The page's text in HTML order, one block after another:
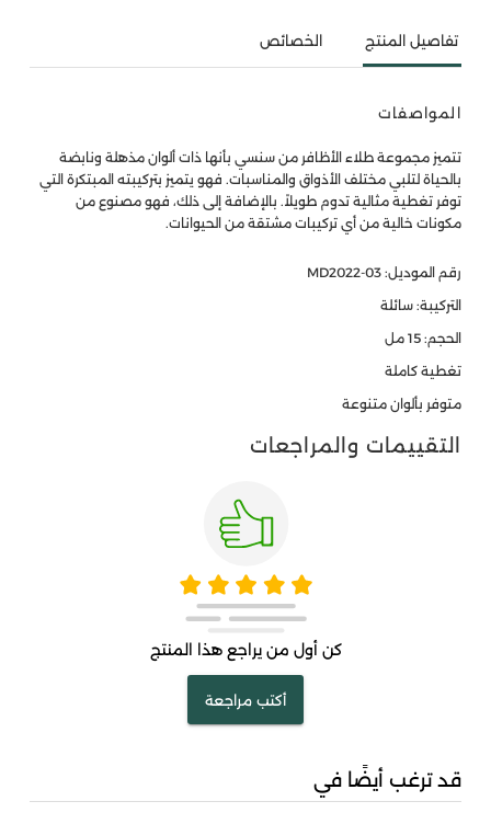
تفاصيل المنتج الخصائص
المواصفات
تتميز مجموعة طلاء الأظافر من سنسي بأنها ذات ألوان مذهلة ونابضة
بالحياة لتلبي مختلف الأذواق والمناسبات. فهو يتميز بتركيبته المبتكرة التي
توفر تغطية مثالية تدوم طويلاً. بالإضافة إلى ذلك، فهو مصنوع من
مكونات خالية من أي تركيبات مشتقة من الحيوانات.
رقم الموديل: MD2022-03
التركيبة: سائلة
الحجم: 15 مل
تغطية كاملة
متوفر بألوان متنوعة
التقييمات والمراجعات
كن أول من يراجع هذا المنتج
أكتب مراجعة
قد ترغب أيضًا في